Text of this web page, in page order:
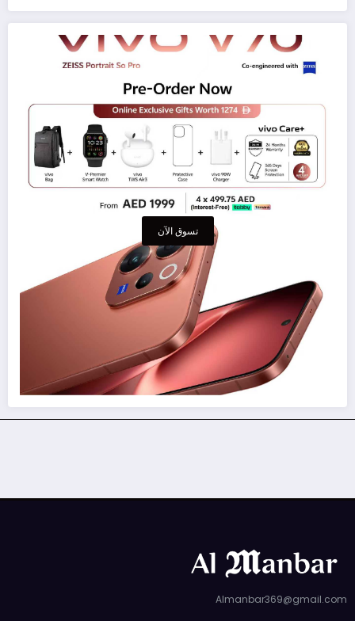
تسوق الآن
Almanbar369@gmail.com